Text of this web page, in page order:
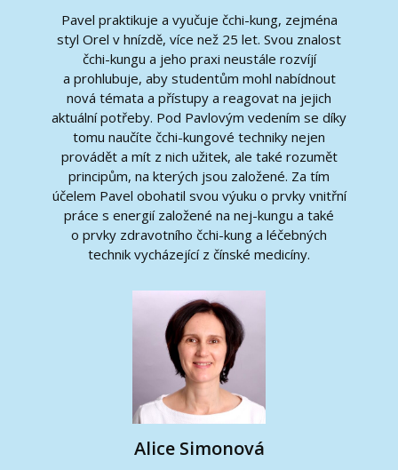
Pavel praktikuje a vyučuje čchi-kung, zejména
styl Orel v hnízdě, více než 25 let. Svou znalost
čchi-kungu a jeho praxi neustále rozvíjí
a prohlubuje, aby studentům mohl nabídnout
nová témata a přístupy a reagovat na jejich
aktuální potřeby. Pod Pavlovým vedením se díky
tomu naučíte čchi-kungové techniky nejen
provádět a mít z nich užitek, ale také rozumět
principům, na kterých jsou založené. Za tím
účelem Pavel obohatil svou výuku o prvky vnitřní
práce s energií založené na nej-kungu a také
o prvky zdravotního čchi-kung a léčebných
technik vycházející z čínské medicíny.
Alice Simonová